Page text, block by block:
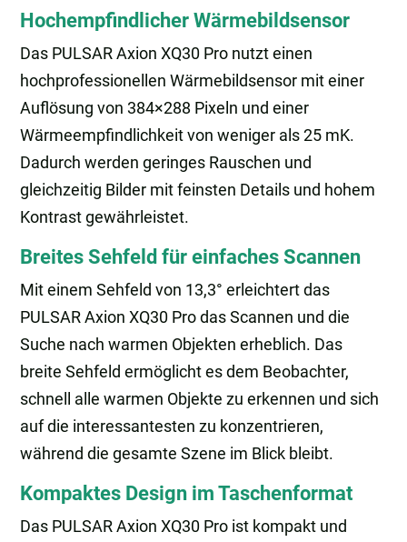
Hochempfindlicher Wärmebildsensor
Das PULSAR Axion XQ30 Pro nutzt einen
hochprofessionellen Wärmebildsensor mit einer
Auflösung von 384×288 Pixeln und einer
Wärmeempfindlichkeit von weniger als 25 mK.
Dadurch werden geringes Rauschen und
gleichzeitig Bilder mit feinsten Details und hohem
Kontrast gewährleistet.
Breites Sehfeld für einfaches Scannen
Mit einem Sehfeld von 13,3° erleichtert das
PULSAR Axion XQ30 Pro das Scannen und die
Suche nach warmen Objekten erheblich. Das
breite Sehfeld ermöglicht es dem Beobachter,
schnell alle warmen Objekte zu erkennen und sich
auf die interessantesten zu konzentrieren,
während die gesamte Szene im Blick bleibt.
Kompaktes Design im Taschenformat
Das PULSAR Axion XQ30 Pro ist kompakt und